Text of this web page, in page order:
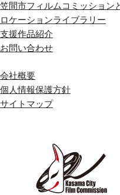
笠間市フィルムコミッション
ロケーションライブラリー
支援作品紹介
お問い合わせ
会社概要
個人情報保護方針
サイトマップ